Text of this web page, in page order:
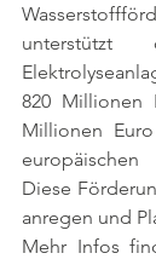
820 Millionen
Millionen
europäischen
Diese
anregen und
Mehr Infos